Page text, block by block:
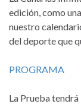
edición, como
nuestro
del deporte que
PROGRAMA
La Prueba